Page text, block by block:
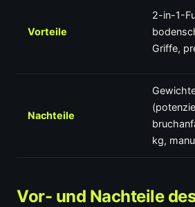
Vorteile
2-in-1-
Griffe,
Nachteile
kg,
Vor- und Nachteile